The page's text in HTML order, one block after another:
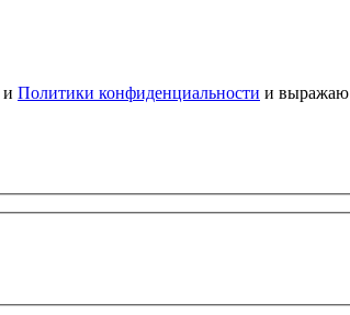
и Политики конфиденциальности и выражаю